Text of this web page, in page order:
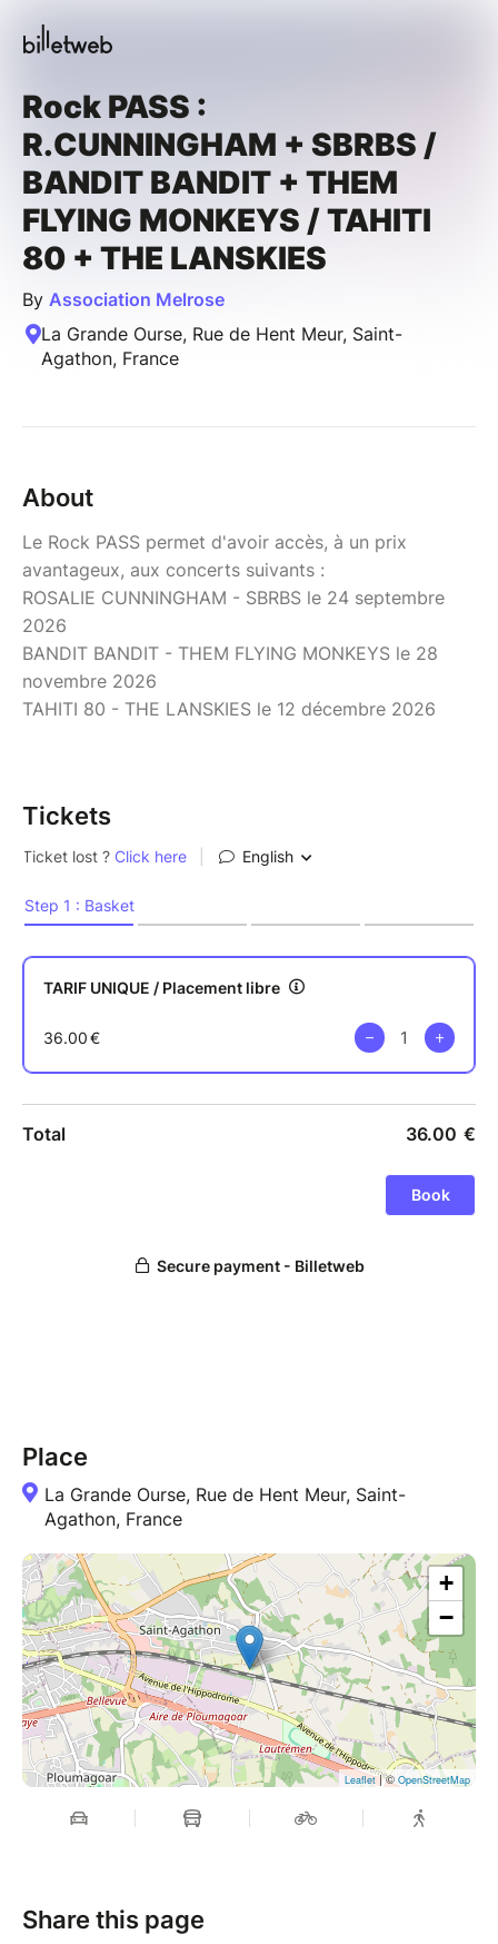
Rock PASS :
R.CUNNINGHAM + SBRBS /
BANDIT BANDIT + THEM
FLYING MONKEYS / TAHITI
80 + THE LANSKIES
By Association Melrose
La Grande Ourse, Rue de Hent Meur, Saint-
Agathon, France
About
Le Rock PASS permet d'avoir accès, à un prix
avantageux, aux concerts suivants :
ROSALIE CUNNINGHAM - SBRBS le 24 septembre
2026
BANDIT BANDIT - THEM FLYING MONKEYS le 28
novembre 2026
TAHITI 80 - THE LANSKIES le 12 décembre 2026
Tickets
Place
La Grande Ourse, Rue de Hent Meur, Saint-
Agathon, France
+
−
Leaflet| © OpenStreetMap
Share this page